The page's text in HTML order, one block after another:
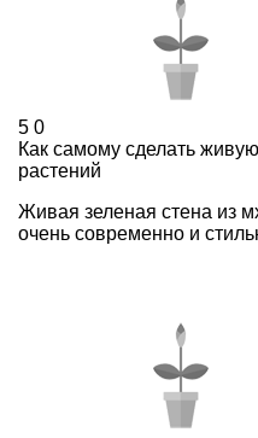
5 0
Как самому сделать
растений
Живая зеленая стена из
очень современно и